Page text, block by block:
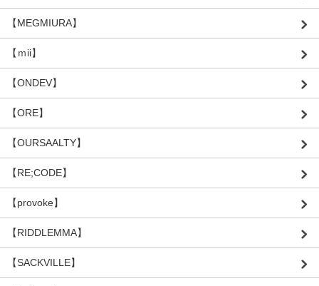
【MEGMIURA】
【ｍii】
【ONDEV】
【ORE】
【OURSAALTY】
【RE;CODE】
【provoke】
【RIDDLEMMA】
【SACKVILLE】